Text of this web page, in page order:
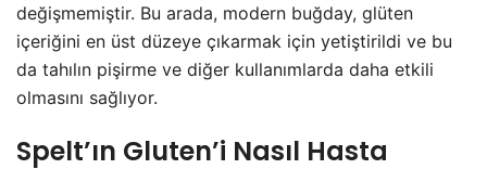
değişmemiştir. Bu arada, modern buğday, glüten
içeriğini en üst düzeye çıkarmak için yetiştirildi ve bu
da tahılın pişirme ve diğer kullanımlarda daha etkili
olmasını sağlıyor.
Spelt’ın Gluten’i Nasıl Hasta